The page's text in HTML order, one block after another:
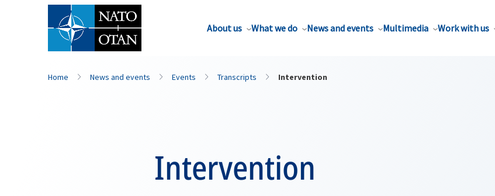
About us What we do News and events Multimedia Work with us
Home News and events Events Transcripts Intervention
Intervention